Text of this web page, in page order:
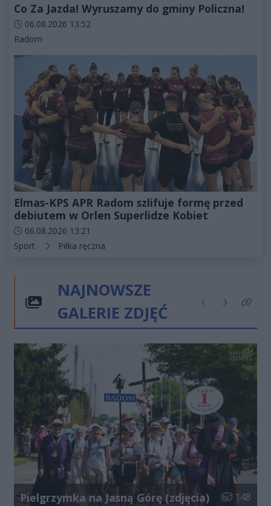
Co Za Jazda! Wyruszamy do gminy Policzna!
Data dodania artykułu:
06.08.2026 13:52
Kategorie artykułu:
Radom
Elmas-KPS APR Radom szlifuje formę przed
debiutem w Orlen Superlidze Kobiet
Data dodania artykułu:
06.08.2026 13:21
Kategorie artykułu:
Sport Piłka ręczna
NAJNOWSZE
GALERIE ZDJĘĆ
Poprzednie
NastępneKliknij
Pielgrzymka na Jasną Górę (zdjęcia) Liczba
148